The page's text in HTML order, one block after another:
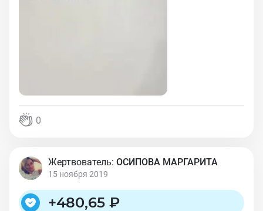
0
Жертвователь: ОСИПОВА МАРГАРИТА
15 ноября 2019
+480,65 ₽